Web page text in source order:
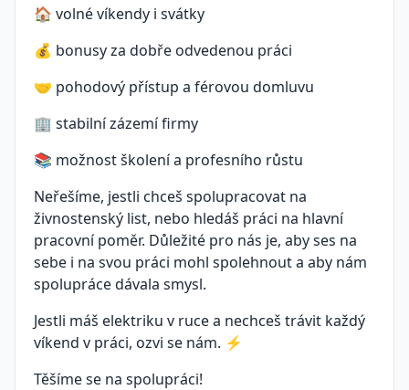
🏠 volné víkendy i svátky
💰 bonusy za dobře odvedenou práci
🤝 pohodový přístup a férovou domluvu
🏢 stabilní zázemí firmy
📚 možnost školení a profesního růstu
Neřešíme, jestli chceš spolupracovat na
živnostenský list, nebo hledáš práci na hlavní
pracovní poměr. Důležité pro nás je, aby ses na
sebe i na svou práci mohl spolehnout a aby nám
spolupráce dávala smysl.
Jestli máš elektriku v ruce a nechceš trávit každý
víkend v práci, ozvi se nám. ⚡
Těšíme se na spolupráci!